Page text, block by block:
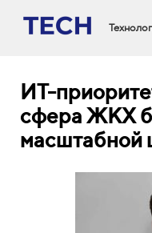
ИТ-
сфера ЖКХ
масштабной